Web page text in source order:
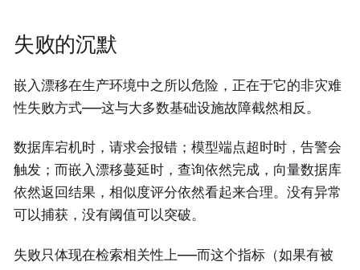
失败的沉默
嵌入漂移在生产环境中之所以危险，正在于它的非灾难
性失败方式——这与大多数基础设施故障截然相反。
数据库宕机时，请求会报错；模型端点超时时，告警会
触发；而嵌入漂移蔓延时，查询依然完成，向量数据库
依然返回结果，相似度评分依然看起来合理。没有异常
可以捕获，没有阈值可以突破。
失败只体现在检索相关性上——而这个指标（如果有被